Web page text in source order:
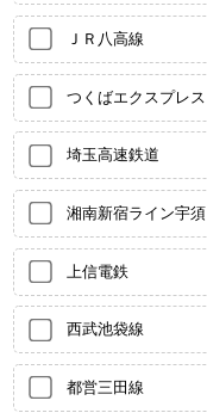
ＪＲ八高線
つくばエクスプレス
埼玉高速鉄道
湘南新宿ライン宇須
上信電鉄
西武池袋線
都営三田線